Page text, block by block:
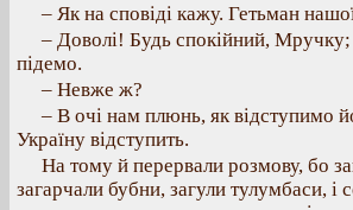
– Як на сповіді кажу. Гетьман
– Доволі! Будь спокійний,
підемо.
– Невже ж?
– В очі нам плюнь, як відступимо
Україну відступить.
На тому й перервали розмову, бо
загарчали бубни, загули тулумбаси, і